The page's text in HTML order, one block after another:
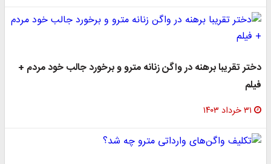
دختر تقریبا برهنه در واگن زنانه مترو و برخورد جالب خود مردم +
فیلم
۳۱ خرداد ۱۴۰۳